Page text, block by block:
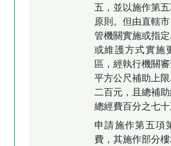
五，並以施作第
原則。但由直轄
管機關實施或指
或維護方式實施
區，經執行機關
平方公尺補助上
二百元，且總補
總經費百分之七十
申請施作第五項
費，其施作部分